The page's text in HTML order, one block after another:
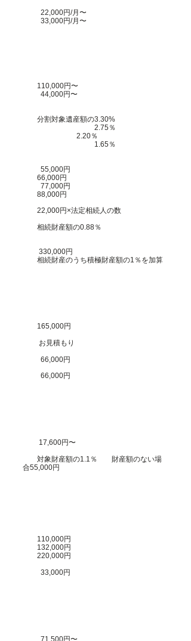
22,000円/月〜
33,000円/月 〜
110,000円〜
44,000円〜
分割対象遺産額の3.30%
​ 2.75％
2.20％
1.65％
55,000円
66,000円​
77,000円
88,000円​
22,000円​×法定相続人の数
相続財産額の0.88％
330,000円
相続財産のうち積極財産額の1％を加算
165,000円
お見積もり
66,000円
66,000円
17,600円〜
対象財産額の1.1％
財産額のない場
合55,000円
110,000円
132,000円
220,000円
33,000円
71,500円〜